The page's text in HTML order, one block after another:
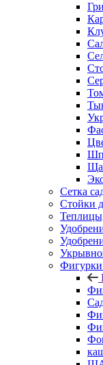
Сетка
Стойки
Фигурки